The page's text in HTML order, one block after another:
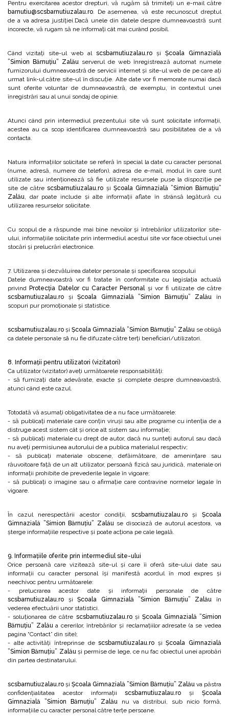
Pentru exercitarea acestor drepturi, vă rugăm să trimiteți un e-mail către
barnutiu@scsbarnutiuzalau.ro. De asemenea, vă este recunoscut dreptul
de a va adresa justiției.Dacă unele din datele despre dumneavoastră sunt
incorecte, vă rugam să ne informați cât mai curând posibil.
Când vizitați site-ul web al scsbarnutiuzalau.ro și Școala Gimnazială
”Simion Bărnuțiu” Zalău serverul de web înregistrează automat numele
furnizorului dumneavoastră de servicii internet și site-ul web de pe care ați
urmat link-ul către site-ul în discuție. Alte date vor fi memorate numai dacă
sunt oferite voluntar de dumneavoastră, de exemplu, în contextul unei
înregistrări sau al unui sondaj de opinie.
Atunci când prin intermediul prezentului site vă sunt solicitate informații,
acestea au ca scop identificarea dumneavoastră sau posibilitatea de a vă
contacta.
Natura informațiilor solicitate se referă în special la date cu caracter personal
(nume, adresă, numere de telefon), adresa de e-mail, modul în care sunt
utilizate sau intenționează să fie utilizate resursele puse la dispoziție pe
site de cătrescsbarnutiuzalau.ro și Școala Gimnazială ”Simion Bărnuțiu”
Zalău, dar poate include și alte informații aflate în strânsă legătură cu
utilizarea resurselor solicitate.
Cu scopul de a răspunde mai bine nevoilor și întrebărilor utilizatorilor site-
ului, informațiile solicitate prin intermediul acestui site vor face obiectul unei
stocări și prelucrări electronice.
7. Utilizarea și dezvăluirea datelor personale și specificarea scopului
Datele dumneavoastră vor fi tratate în conformitate cu legislația actuală
privind Protecția Datelor cu Caracter Personalși vor fi utilizate de către
scsbarnutiuzalau.ro șiȘcoala Gimnazială ”Simion Bărnuțiu” Zalău în
scopuri pur promoționale și statistice.
scsbarnutiuzalau.ro și Școala Gimnazială ”Simion Bărnuțiu” Zalău se obligă
ca datele personale sã nu fie difuzate către terți beneficiari/utilizatori.
8. Informații pentru utilizatori (vizitatori)
Ca utilizator (vizitator) aveți următoarele responsabilități:
- să furnizați date adevărate, exacte și complete despre dumneavoastră,
atunci când este cazul.
Totodată vă asumați obligativitatea de a nu face următoarele:
- să publicați materiale care conțin viruși sau alte programe cu intenția de a
distruge acest sistem cât și orice alt sistem sau informație;
- să publicați materiale cu drept de autor, dacă nu sunteți autorul sau dacă
nu aveți permisiunea autorului de a publica materialul respectiv;
- să publicați materiale obscene, defăimătoare, de amenințare sau
răuvoitoare față de un alt utilizator, persoană fizică sau juridică, materiale ori
informații prohibite de prevederile legale în vigoare;
- să publicați o imagine sau o afirmație care contravine normelor legale în
vigoare.
În cazul nerespectării acestor condiții, scsbarnutiuzalau.roșiȘcoala
Gimnazială ”Simion Bărnuțiu” Zalăuse disociază de autorul acestora, va
șterge informațiile respective și poate acționa pe cale legală.
9. Informațiile oferite prin intermediul site-ului
Orice persoană care vizitează site-ul și care îi oferă site-ului date sau
informații cu caracter personal își manifestă acordul în mod expres și
neechivoc pentru următoarele:
- prelucrarea acestor date și informații personale de către
scsbarnutiuzalau.ro șiȘcoala Gimnazială ”Simion Bărnuțiu” Zalău în
vederea efectuării unor statistici.
- soluționarea de către scsbarnutiuzalau.roși Școala Gimnazială ”Simion
Bărnuțiu” Zalăua cererilor, întrebărilor și reclamațiilor adresate (a se vedea
pagina “Contact” din site);
- alte activități întreprinse descsbarnutiuzalau.ro șiȘcoala Gimnazială
”Simion Bărnuțiu” Zalăuși permise de lege, ce nu fac obiectul unei aprobări
din partea destinatarului.
scsbarnutiuzalau.ro și Școala Gimnazială ”Simion Bărnuțiu” Zalău va păstra
confidențialitatea acestor informațiiscsbarnutiuzalau.ro șiȘcoala
Gimnazială ”Simion Bărnuțiu” Zalăunu va distribui, sub nicio formă,
informațiile cu caracter personal către terțe persoane.